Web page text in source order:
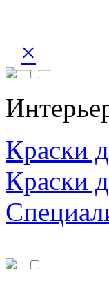
×
Краски
Краски